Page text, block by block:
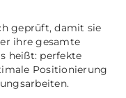
geprüft, damit sie
ihre gesamte
heißt: perfekte
Positionierung